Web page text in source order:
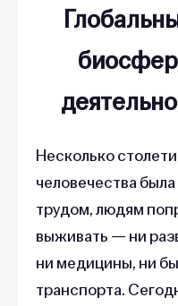
Несколько
человечества
трудом, людям
выживать — ни
ни медицины, ни
транспорта.